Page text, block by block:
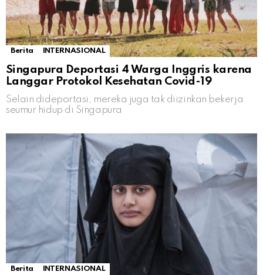
Berita INTERNASIONAL
Singapura Deportasi 4 Warga Inggris karena
Langgar Protokol Kesehatan Covid-19
Selain dideportasi, mereka juga tak diizinkan bekerja
seumur hidup di Singapura
Berita INTERNASIONAL